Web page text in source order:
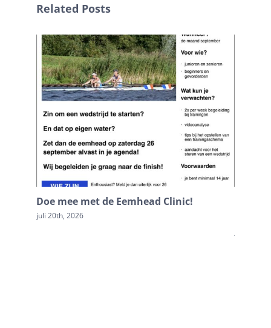
Related Posts
Doe mee met de Eemhead Clinic!
juli 20th, 2026